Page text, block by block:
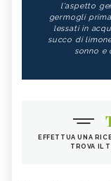
l'aspetto
germogli
lessati in
succo di
sonno e
EFFETTUA UNA
TROVA IL